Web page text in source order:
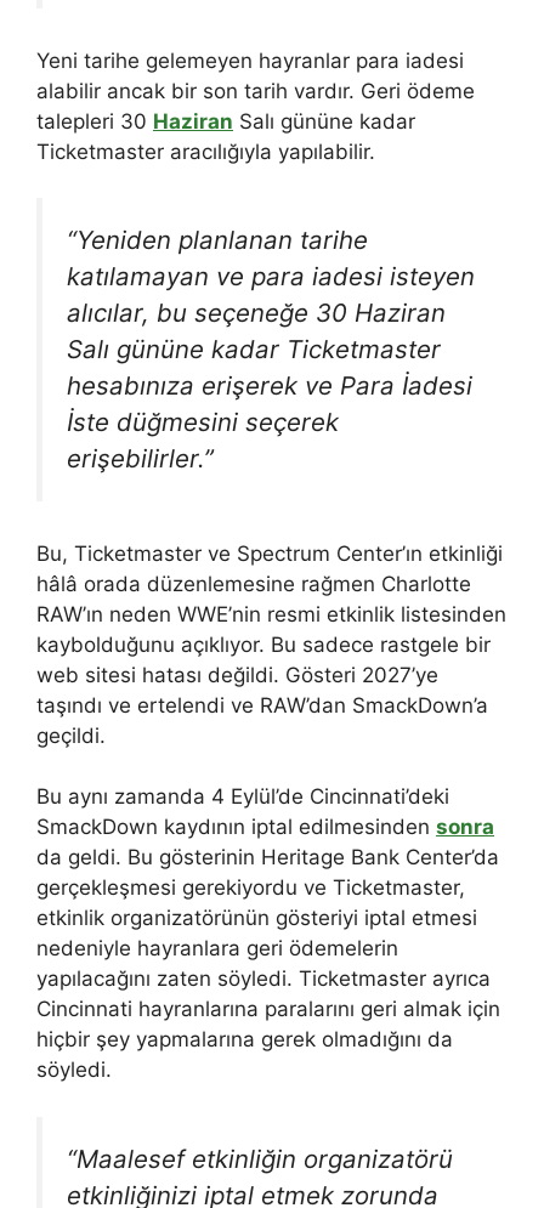
Yeni tarihe gelemeyen hayranlar para iadesi
alabilir ancak bir son tarih vardır. Geri ödeme
talepleri 30 Haziran Salı gününe kadar
Ticketmaster aracılığıyla yapılabilir.
“Yeniden planlanan tarihe
katılamayan ve para iadesi isteyen
alıcılar, bu seçeneğe 30 Haziran
Salı gününe kadar Ticketmaster
hesabınıza erişerek ve Para İadesi
İste düğmesini seçerek
erişebilirler.”
Bu, Ticketmaster ve Spectrum Center’ın etkinliği
hâlâ orada düzenlemesine rağmen Charlotte
RAW’ın neden WWE’nin resmi etkinlik listesinden
kaybolduğunu açıklıyor. Bu sadece rastgele bir
web sitesi hatası değildi. Gösteri 2027’ye
taşındı ve ertelendi ve RAW’dan SmackDown’a
geçildi.
Bu aynı zamanda 4 Eylül’de Cincinnati’deki
SmackDown kaydının iptal edilmesinden sonra
da geldi. Bu gösterinin Heritage Bank Center’da
gerçekleşmesi gerekiyordu ve Ticketmaster,
etkinlik organizatörünün gösteriyi iptal etmesi
nedeniyle hayranlara geri ödemelerin
yapılacağını zaten söyledi. Ticketmaster ayrıca
Cincinnati hayranlarına paralarını geri almak için
hiçbir şey yapmalarına gerek olmadığını da
söyledi.
“Maalesef etkinliğin organizatörü
etkinliğinizi iptal etmek zorunda